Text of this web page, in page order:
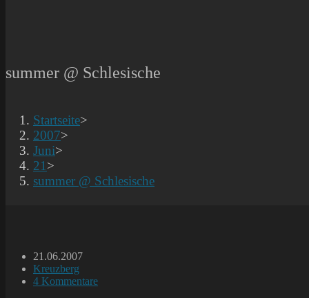
summer @ Schlesische
Startseite>
2007>
Juni>
21 >
summer @ Schlesische
Beitrag
veröffentlicht:
21.06.2007
Beitrags-
Kategorie:
Kreuzberg
Beitrags-
4 Kommentare